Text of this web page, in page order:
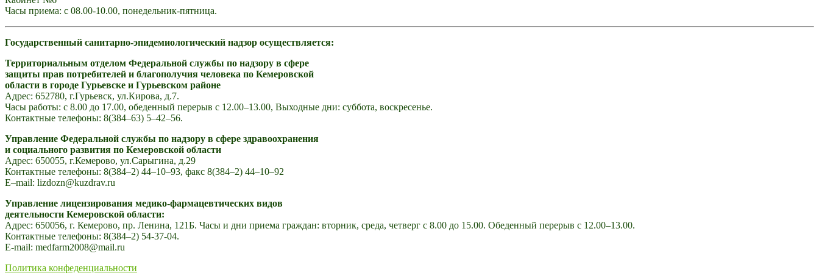
Часы приема: с 08.00-10.00, понедельник-пятница.
Государственный санитарно-эпидемиологический надзор осуществляется:
Территориальным отделом Федеральной службы по надзору в сфере
защиты прав потребителей и благополучия человека по Кемеровской
области в городе Гурьевске и Гурьевском районе
Адрес: 652780, г.Гурьевск, ул.Кирова, д.7.
Часы работы: с 8.00 до 17.00, обеденный перерыв с 12.00–13.00, Выходные дни: суббота, воскресенье.
Контактные телефоны: 8(384–63) 5–42–56.
Управление Федеральной службы по надзору в сфере здравоохранения
и социального развития по Кемеровской области
Адрес: 650055, г.Кемерово, ул.Сарыгина, д.29
Контактные телефоны: 8(384–2) 44–10–93, факс 8(384–2) 44–10–92
E–mail: lizdozn@kuzdrav.ru
Управление лицензирования медико-фармацевтических видов
деятельности Кемеровской области:
Адрес: 650056, г. Кемерово, пр. Ленина, 121Б. Часы и дни приема граждан: вторник, среда, четверг с 8.00 до 15.00. Обеденный перерыв с 12.00–13.00.
Контактные телефоны: 8(384–2) 54-37-04.
Е-mail: medfarm2008@mail.ru
Политика конфеденциальности